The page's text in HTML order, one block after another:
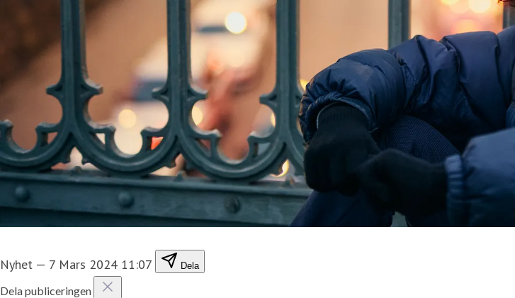
Nyhet — 7 Mars 2024 11:07 Dela
Dela publiceringen